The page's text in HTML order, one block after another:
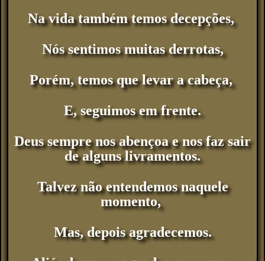
Na vida também temos decepções,
Nós sentimos muitas derrotas,
Porém, temos que levar a cabeça,
E, seguimos em frente.
Deus sempre nos abençoa e nos faz sair
de alguns livramentos.
Talvez não entendemos naquele
momento,
Mas, depois agradecemos.